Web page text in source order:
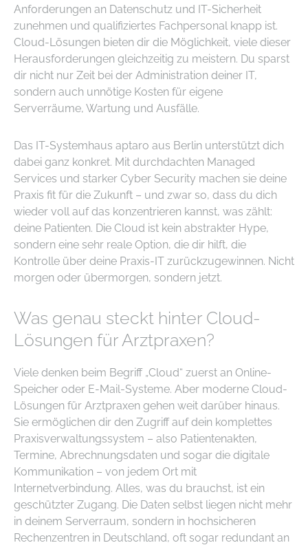
Anforderungen an Datenschutz und IT-Sicherheit
zunehmen und qualifiziertes Fachpersonal knapp ist.
Cloud-Lösungen bieten dir die Möglichkeit, viele dieser
Herausforderungen gleichzeitig zu meistern. Du sparst
dir nicht nur Zeit bei der Administration deiner IT,
sondern auch unnötige Kosten für eigene
Serverräume, Wartung und Ausfälle.
Das IT-Systemhaus aptaro aus Berlin unterstützt dich
dabei ganz konkret. Mit durchdachten Managed
Services und starker Cyber Security machen sie deine
Praxis fit für die Zukunft – und zwar so, dass du dich
wieder voll auf das konzentrieren kannst, was zählt:
deine Patienten. Die Cloud ist kein abstrakter Hype,
sondern eine sehr reale Option, die dir hilft, die
Kontrolle über deine Praxis-IT zurückzugewinnen. Nicht
morgen oder übermorgen, sondern jetzt.
Was genau steckt hinter Cloud-
Lösungen für Arztpraxen?
Viele denken beim Begriff „Cloud“ zuerst an Online-
Speicher oder E-Mail-Systeme. Aber moderne Cloud-
Lösungen für Arztpraxen gehen weit darüber hinaus.
Sie ermöglichen dir den Zugriff auf dein komplettes
Praxisverwaltungssystem – also Patientenakten,
Termine, Abrechnungsdaten und sogar die digitale
Kommunikation – von jedem Ort mit
Internetverbindung. Alles, was du brauchst, ist ein
geschützter Zugang. Die Daten selbst liegen nicht mehr
in deinem Serverraum, sondern in hochsicheren
Rechenzentren in Deutschland, oft sogar redundant an